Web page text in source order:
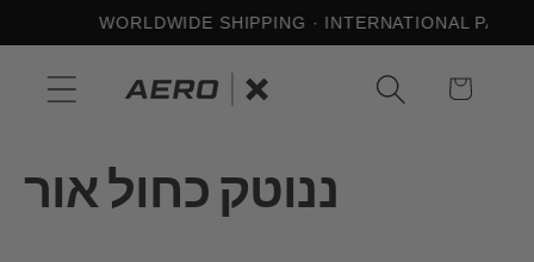
לתוכן
WORLDWIDE SHIPPING · INTERNATIONAL
Cart
ננוטק כחול אור